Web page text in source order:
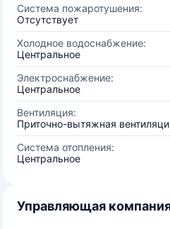
Система пожаротушения:
Отсутствует
Холодное водоснабжение:
Центральное
Электроснабжение:
Центральное
Вентиляция:
Приточно-вытяжная
Система отопления:
Центральное
Управляющая